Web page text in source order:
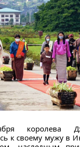
королева
к своему мужу в